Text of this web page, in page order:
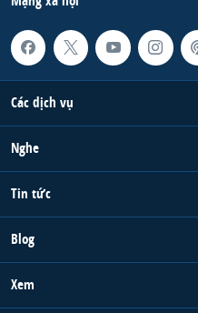
Các dịch vụ
Nghe
Tin tức
Blog
Xem